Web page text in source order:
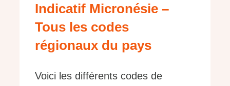
Indicatif Micronésie –
Tous les codes
régionaux du pays
Voici les différents codes de